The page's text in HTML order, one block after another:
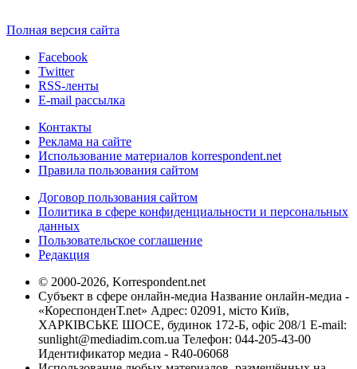
Полная версия сайта
Facebook
Twitter
RSS-ленты
E-mail рассылка
Контакты
Реклама на сайте
Использование материалов korrespondent.net
Правила пользования сайтом
Договор пользования сайтом
Политика в сфере конфиденциальности и персональных
данных
Пользовательское соглашение
Редакция
© 2000-2026, Korrespondent.net
Субъект в сфере онлайн-медиа Название онлайн-медиа -
«КореспонденТ.net» Адрес: 02091, місто Київ,
ХАРКІВСЬКЕ ШОСЕ, будинок 172-Б, офіс 208/1 E-mail:
sunlight@mediadim.com.ua Телефон: 044-205-43-00
Идентификатор медиа - R40-06068